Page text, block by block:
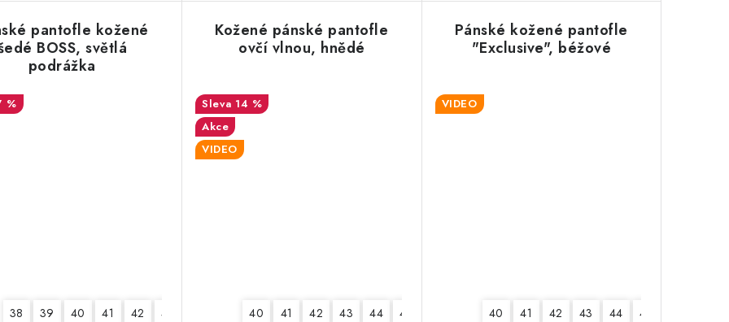
pantofle kožené
BOSS, světlá
podrážka
%
38 39 40 41 42 43 46
Kožené pánské pantofle
ovčí vlnou, hnědé
14 %
Akce
VIDEO
40 41 42 43 44 45
Pánské kožené pantofle
"Exclusive", béžové
VIDEO
40 41 42 43 44 45